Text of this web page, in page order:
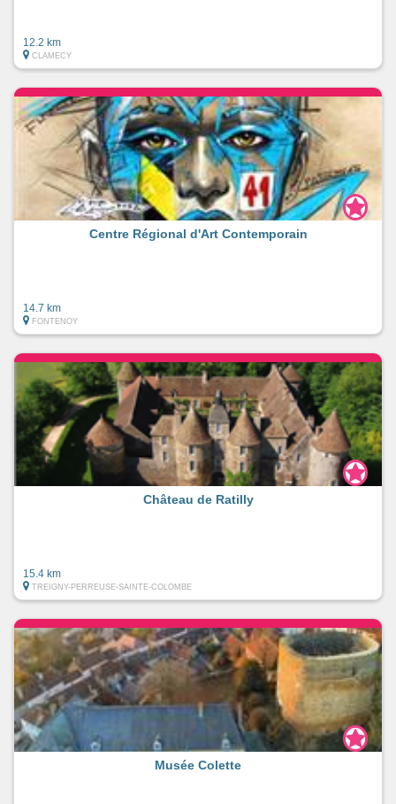
12.2 km
CLAMECY
Centre Régional d'Art Contemporain
14.7 km
FONTENOY
Château de Ratilly
15.4 km
TREIGNY-PERREUSE-SAINTE-COLOMBE
Musée Colette